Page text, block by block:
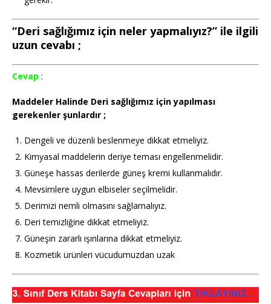
“Deri sağlığımız için neler yapmalıyız?” ile ilgili
uzun cevabı ;
Cevap :
Maddeler Halinde Deri sağlığımız için yapılması
gerekenler şunlardır ;
Dengeli ve düzenli beslenmeye dikkat etmeliyiz.
Kimyasal maddelerin deriye teması engellenmelidir.
Güneşe hassas derilerde güneş kremi kullanmalıdır.
Mevsimlere uygun elbiseler seçilmelidir.
Derimizi nemli olmasını sağlamalıyız.
Deri temizliğine dikkat etmeliyiz.
Güneşin zararlı ışınlarına dikkat etmeliyiz.
Kozmetik ürünleri vücudumuzdan uzak